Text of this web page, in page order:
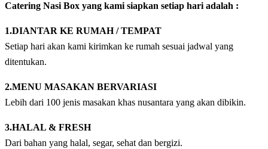
Catering Nasi Box yang kami siapkan setiap hari adalah :
1.DIANTAR KE RUMAH / TEMPAT
Setiap hari akan kami kirimkan ke rumah sesuai jadwal yang
ditentukan.
2.MENU MASAKAN BERVARIASI
Lebih dari 100 jenis masakan khas nusantara yang akan dibikin.
3.HALAL & FRESH
Dari bahan yang halal, segar, sehat dan bergizi.